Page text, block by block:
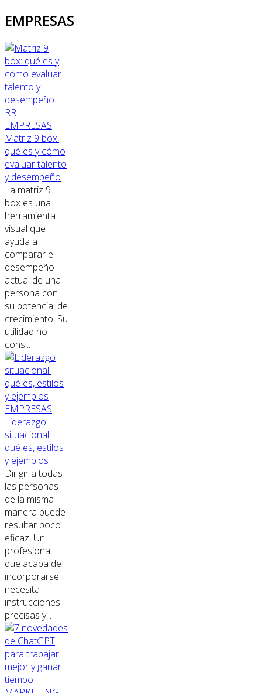
EMPRESAS
RRHH
EMPRESAS
Matriz 9 box:
qué es y cómo
evaluar talento
y desempeño
La matriz 9
box es una
herramienta
visual que
ayuda a
comparar el
desempeño
actual de una
persona con
su potencial de
crecimiento. Su
utilidad no
cons...
EMPRESAS
Liderazgo
situacional:
qué es, estilos
y ejemplos
Dirigir a todas
las personas
de la misma
manera puede
resultar poco
eficaz. Un
profesional
que acaba de
incorporarse
necesita
instrucciones
precisas y...